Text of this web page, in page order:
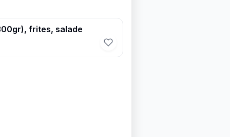
frites, salade